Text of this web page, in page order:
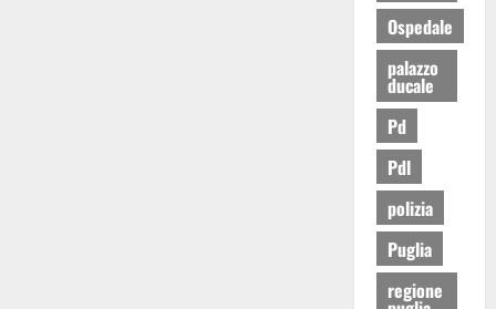
Ospedale
palazzo
ducale
Pd
Pdl
polizia
Puglia
regione